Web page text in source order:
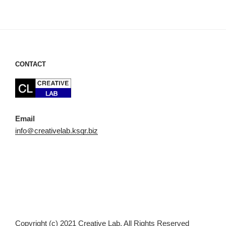
CONTACT
Email
info＠creativelab.ksqr.biz
Copyright (c) 2021 Creative Lab. All Rights Reserved